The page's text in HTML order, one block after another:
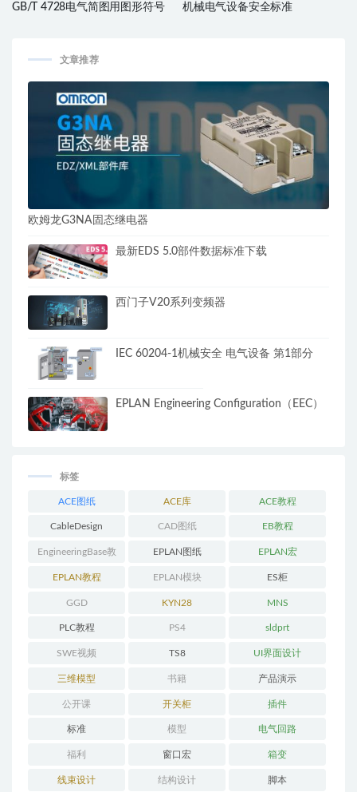
GB/T 4728电气简图用图形符号 机械电气设备安全标准
文章推荐
欧姆龙G3NA固态继电器
最新EDS 5.0部件数据标准下载
西门子V20系列变频器
IEC 60204-1机械安全 电气设备 第1部分
EPLAN Engineering Configuration（EEC）
标签
ACE图纸 ACE库 ACE教程
CableDesign CAD图纸 EB教程
EngineeringBase教
程
EPLAN图纸 EPLAN宏
EPLAN教程 EPLAN模块 ES柜
GGD KYN28 MNS
PLC教程 PS4 sldprt
SWE视频 TS8 UI界面设计
三维模型 书籍 产品演示
公开课 开关柜 插件
标准 模型 电气回路
福利 窗口宏 箱变
线束设计 结构设计 脚本